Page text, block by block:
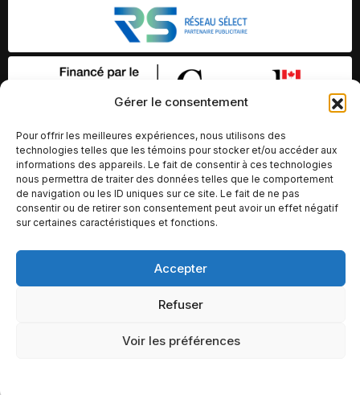
Gérer le consentement
Pour offrir les meilleures expériences, nous utilisons des
technologies telles que les témoins pour stocker et/ou accéder aux
informations des appareils. Le fait de consentir à ces technologies
nous permettra de traiter des données telles que le comportement
de navigation ou les ID uniques sur ce site. Le fait de ne pas
consentir ou de retirer son consentement peut avoir un effet négatif
sur certaines caractéristiques et fonctions.
Accepter
Refuser
Voir les préférences
Ce site internet a été conçu et développé par Chameleon Ideas